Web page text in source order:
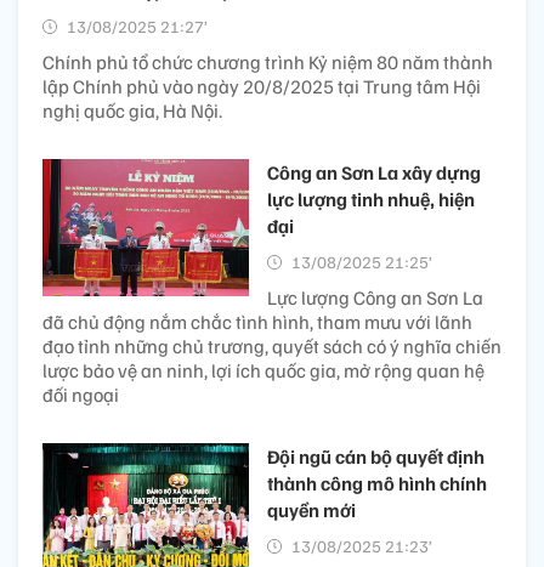
13/08/2025 21:27’
Chính phủ tổ chức chương trình Kỷ niệm 80 năm thành
lập Chính phủ vào ngày 20/8/2025 tại Trung tâm Hội
nghị quốc gia, Hà Nội.
Công an Sơn La xây dựng
lực lượng tinh nhuệ, hiện
đại
13/08/2025 21:25’
Lực lượng Công an Sơn La
đã chủ động nắm chắc tình hình, tham mưu với lãnh
đạo tỉnh những chủ trương, quyết sách có ý nghĩa chiến
lược bảo vệ an ninh, lợi ích quốc gia, mở rộng quan hệ
đối ngoại
Đội ngũ cán bộ quyết định
thành công mô hình chính
quyền mới
13/08/2025 21:23’